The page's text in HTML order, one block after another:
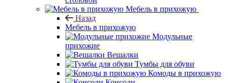
Мебель в прихожую
Назад
Мебель в прихожую
Модульные
прихожие
Вешалки
Тумбы для обуви
Комоды в прихожую